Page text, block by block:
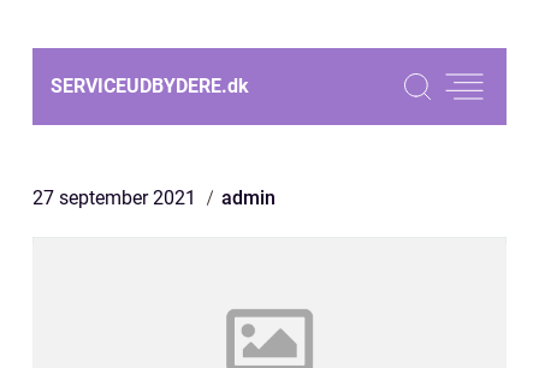
SERVICEUDBYDERE.dk
27 september 2021 admin